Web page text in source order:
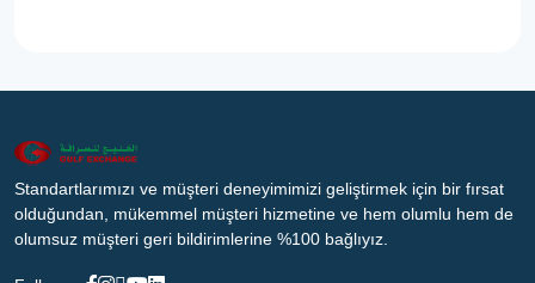
Standartlarımızı ve müşteri deneyimimizi geliştirmek için bir fırsat
olduğundan, mükemmel müşteri hizmetine ve hem olumlu hem de
olumsuz müşteri geri bildirimlerine %100 bağlıyız.